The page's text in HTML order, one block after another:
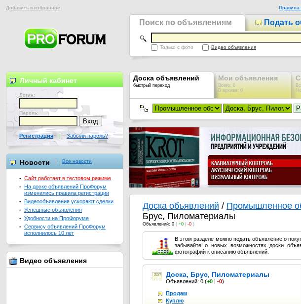
Добавить в избранное Правила
Поиск по объявлениям Подать
Только с фото Видео объявления
Доска объявлений
быстрый переход
Мои объявления
Всего: 0
В архиве: 0
Доска объявлений / Промышленное
Брус, Пиломатериалы
Объявлений: 0 ( +0 -0 )
В этом разделе можно подать объявление о
забывайте о новых возможностях доски
фотографий к описанию объявлений.
Доска, Брус, Пиломатериалы
Объявлений: 0 (+0 | -0)
Продам
Куплю
Личный кабинет
Логин:
Пароль:
Регистрация | Забыли пароль?
Новости Все новости
- Сайт работает в тестовом режиме
- На доске объявлений ПроФорум
изменились правила регистрации
- Видеообъявления ускоряют сделки
- Успешные объявления
- Удобности на ПроФоруме
- Сервису объявлений ПроФорум
исполнилось 10 лет
Видео объявления